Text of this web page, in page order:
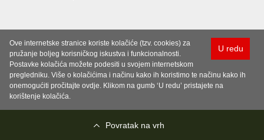
U redu
Ove internetske stranice koriste kolačiće (tzv. cookies) za
pružanje boljeg korisničkog iskustva i funkcionalnosti.
Postavke kolačića možete podesiti u svojem internetskom
pregledniku. Više o kolačićima i načinu kako ih koristimo te načinu kako ih
onemogućiti pročitajte ovdje. Klikom na gumb ‘U redu’ pristajete na
korištenje kolačića.
Povratak na vrh